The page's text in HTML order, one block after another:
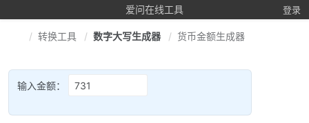
爱问在线工具 登录
转换工具 数字大写生成器 货币金额生成器
输入金额：